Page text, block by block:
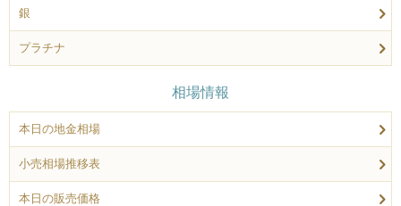
銀
プラチナ
相場情報
本日の地金相場
小売相場推移表
本日の販売価格